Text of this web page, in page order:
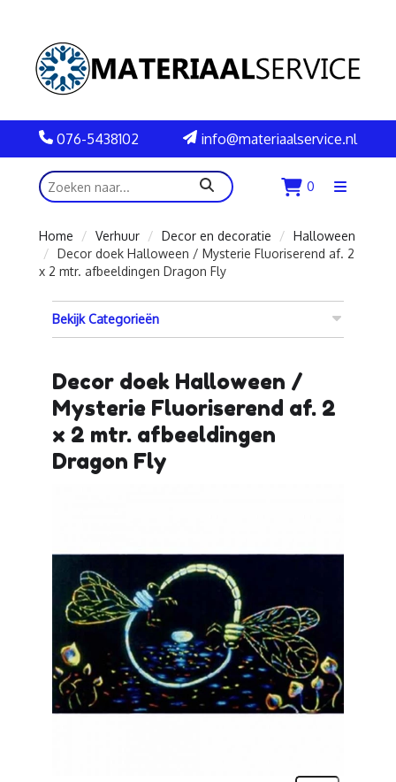
076-5438102 info@materiaalservice.nl
zoeken 0
Menu
Home
Verhuur Decor en decoratie
Halloween
Decor doek Halloween / Mysterie Fluoriserend af. 2
x 2 mtr. afbeeldingen Dragon Fly
Bekijk Categorieën
Decor doek Halloween /
Mysterie Fluoriserend af. 2
x 2 mtr. afbeeldingen
Dragon Fly